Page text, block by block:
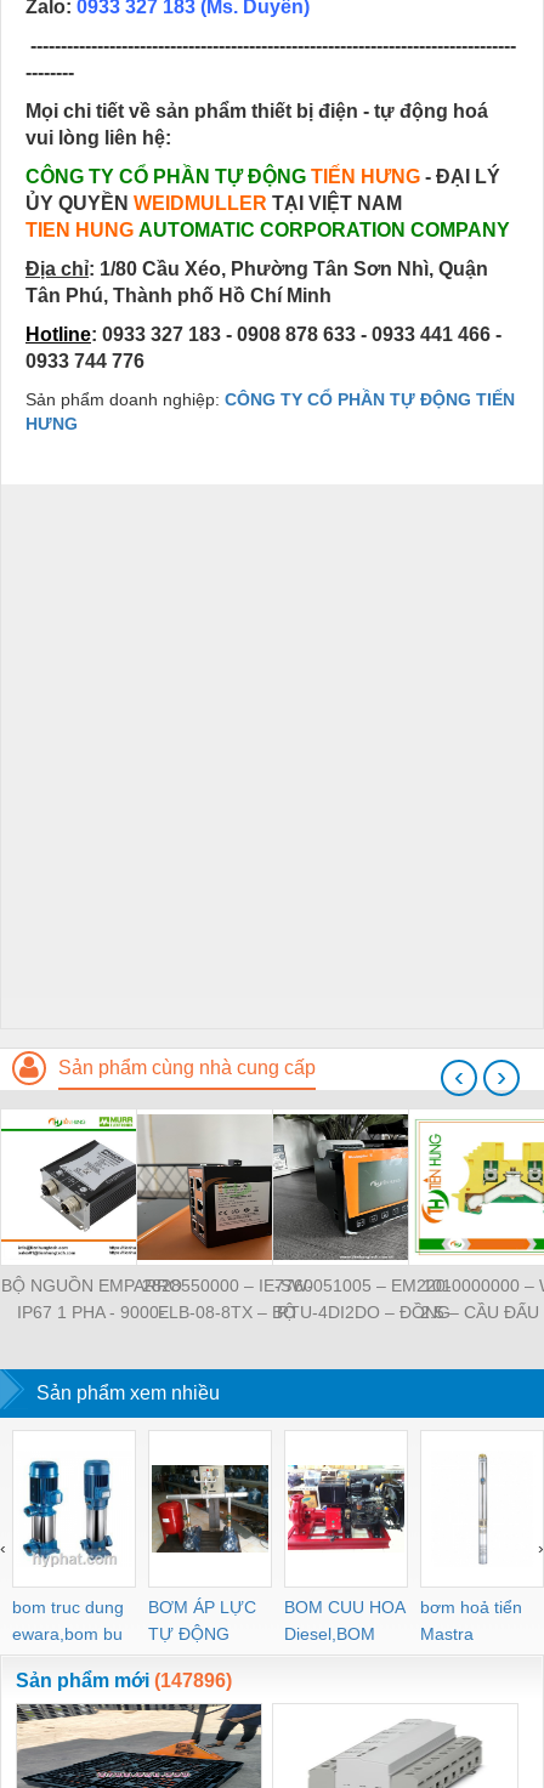
Zalo: 0933 327 183 (Ms. Duyên)
--------------------------------------------------------------------------------
--------
Mọi chi tiết về sản phẩm thiết bị điện - tự động hoá
vui lòng liên hệ:
CÔNG TY CỔ PHẦN TỰ ĐỘNG TIẾN HƯNG - ĐẠI LÝ
ỦY QUYỀN WEIDMULLER TẠI VIỆT NAM
TIEN HUNG AUTOMATIC CORPORATION COMPANY
Địa chỉ: 1/80 Cầu Xéo, Phường Tân Sơn Nhì, Quận
Tân Phú, Thành phố Hồ Chí Minh
Hotline: 0933 327 183 - 0908 878 633 - 0933 441 466 -
0933 744 776
Sản phẩm doanh nghiệp: CÔNG TY CỔ PHẦN TỰ ĐỘNG TIẾN
HƯNG
Sản phẩm cùng nhà cung cấp
BỘ NGUỒN EMPARRO
IP67 1 PHA - 9000-
EMPARRO IP67
POWER SUPPLY 1-
PHASE
2828550000 – IE-SW-
ELB-08-8TX – BỘ
RJ45 – WEIDMULLER
7760051005 – EM220-
RTU-4DI2DO – ĐỒNG
ĐO ĐIỆN ÁP –
1010000000 –
2.5 – CẦU ĐẤU
‹ ›
Sản phẩm xem nhiều
bom truc dung
ewara,bom bu
ewara
BƠM ÁP LỰC
TỰ ĐỘNG
BOM CUU HOA
Diesel,BOM
CHUA CHAY
bơm hoả tiển
Mastra
‹ ›
Sản phẩm mới (147896)